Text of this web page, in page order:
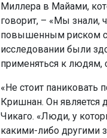
Миллера в Майами,
говорит, – «Мы знали,
повышенным риском
исследовании были
применяться к людям,
«Не стоит паниковать
Кришнан. Он является
Чикаго. «Люди, у
какими-либо другими